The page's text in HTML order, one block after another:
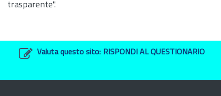
trasparente".
Valuta questo sito: RISPONDI AL QUESTIONARIO